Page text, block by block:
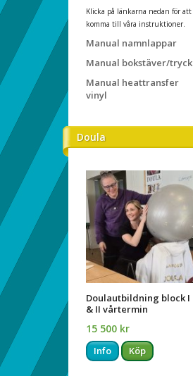
Klicka på länkarna nedan för att
komma till våra instruktioner.
Manual namnlappar
Manual bokstäver/tryck
Manual heattransfer
vinyl
Doula
Doulautbildning block I
& II vårtermin
15 500 kr
Info Köp